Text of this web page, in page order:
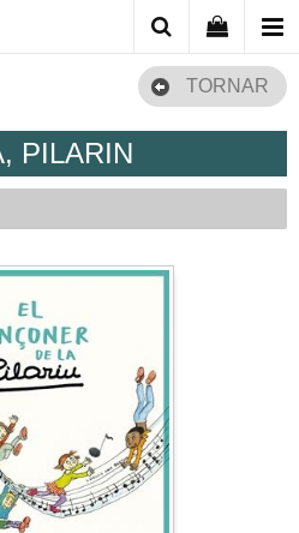
TORNAR
PILARIN